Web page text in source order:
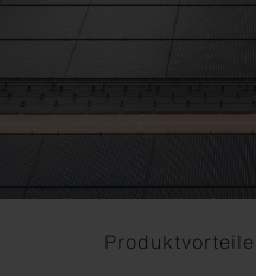
Musterbestellung
Nachhaltigkeit
Produktvorteile